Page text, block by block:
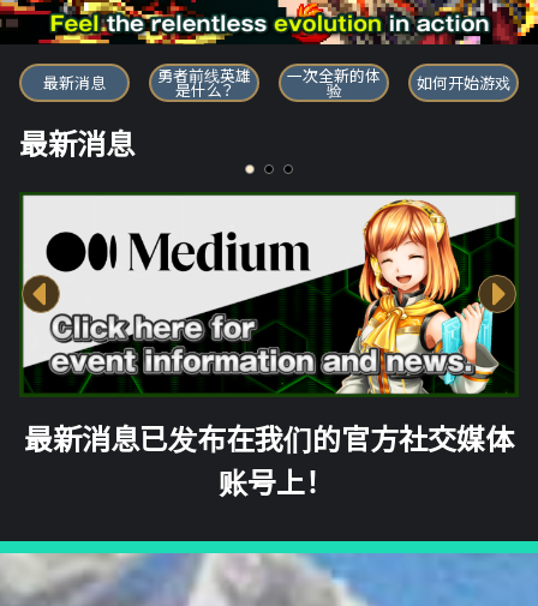
勇者前线英雄
最新消息 勇者前线英雄
是什么？
一次全新的体
验 如何开始游戏
最新消息
最新消息已发布在我们的官方社交媒体
账号上！